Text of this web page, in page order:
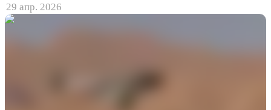
29 апр. 2026